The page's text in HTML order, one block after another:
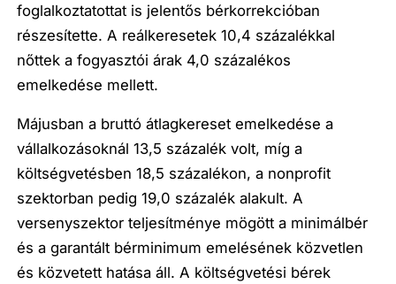
foglalkoztatottat is jelentős bérkorrekcióban
részesítette. A reálkeresetek 10,4 százalékkal
nőttek a fogyasztói árak 4,0 százalékos
emelkedése mellett.
Májusban a bruttó átlagkereset emelkedése a
vállalkozásoknál 13,5 százalék volt, míg a
költségvetésben 18,5 százalékon, a nonprofit
szektorban pedig 19,0 százalék alakult. A
versenyszektor teljesítménye mögött a minimálbér
és a garantált bérminimum emelésének közvetlen
és közvetett hatása áll. A költségvetési bérek